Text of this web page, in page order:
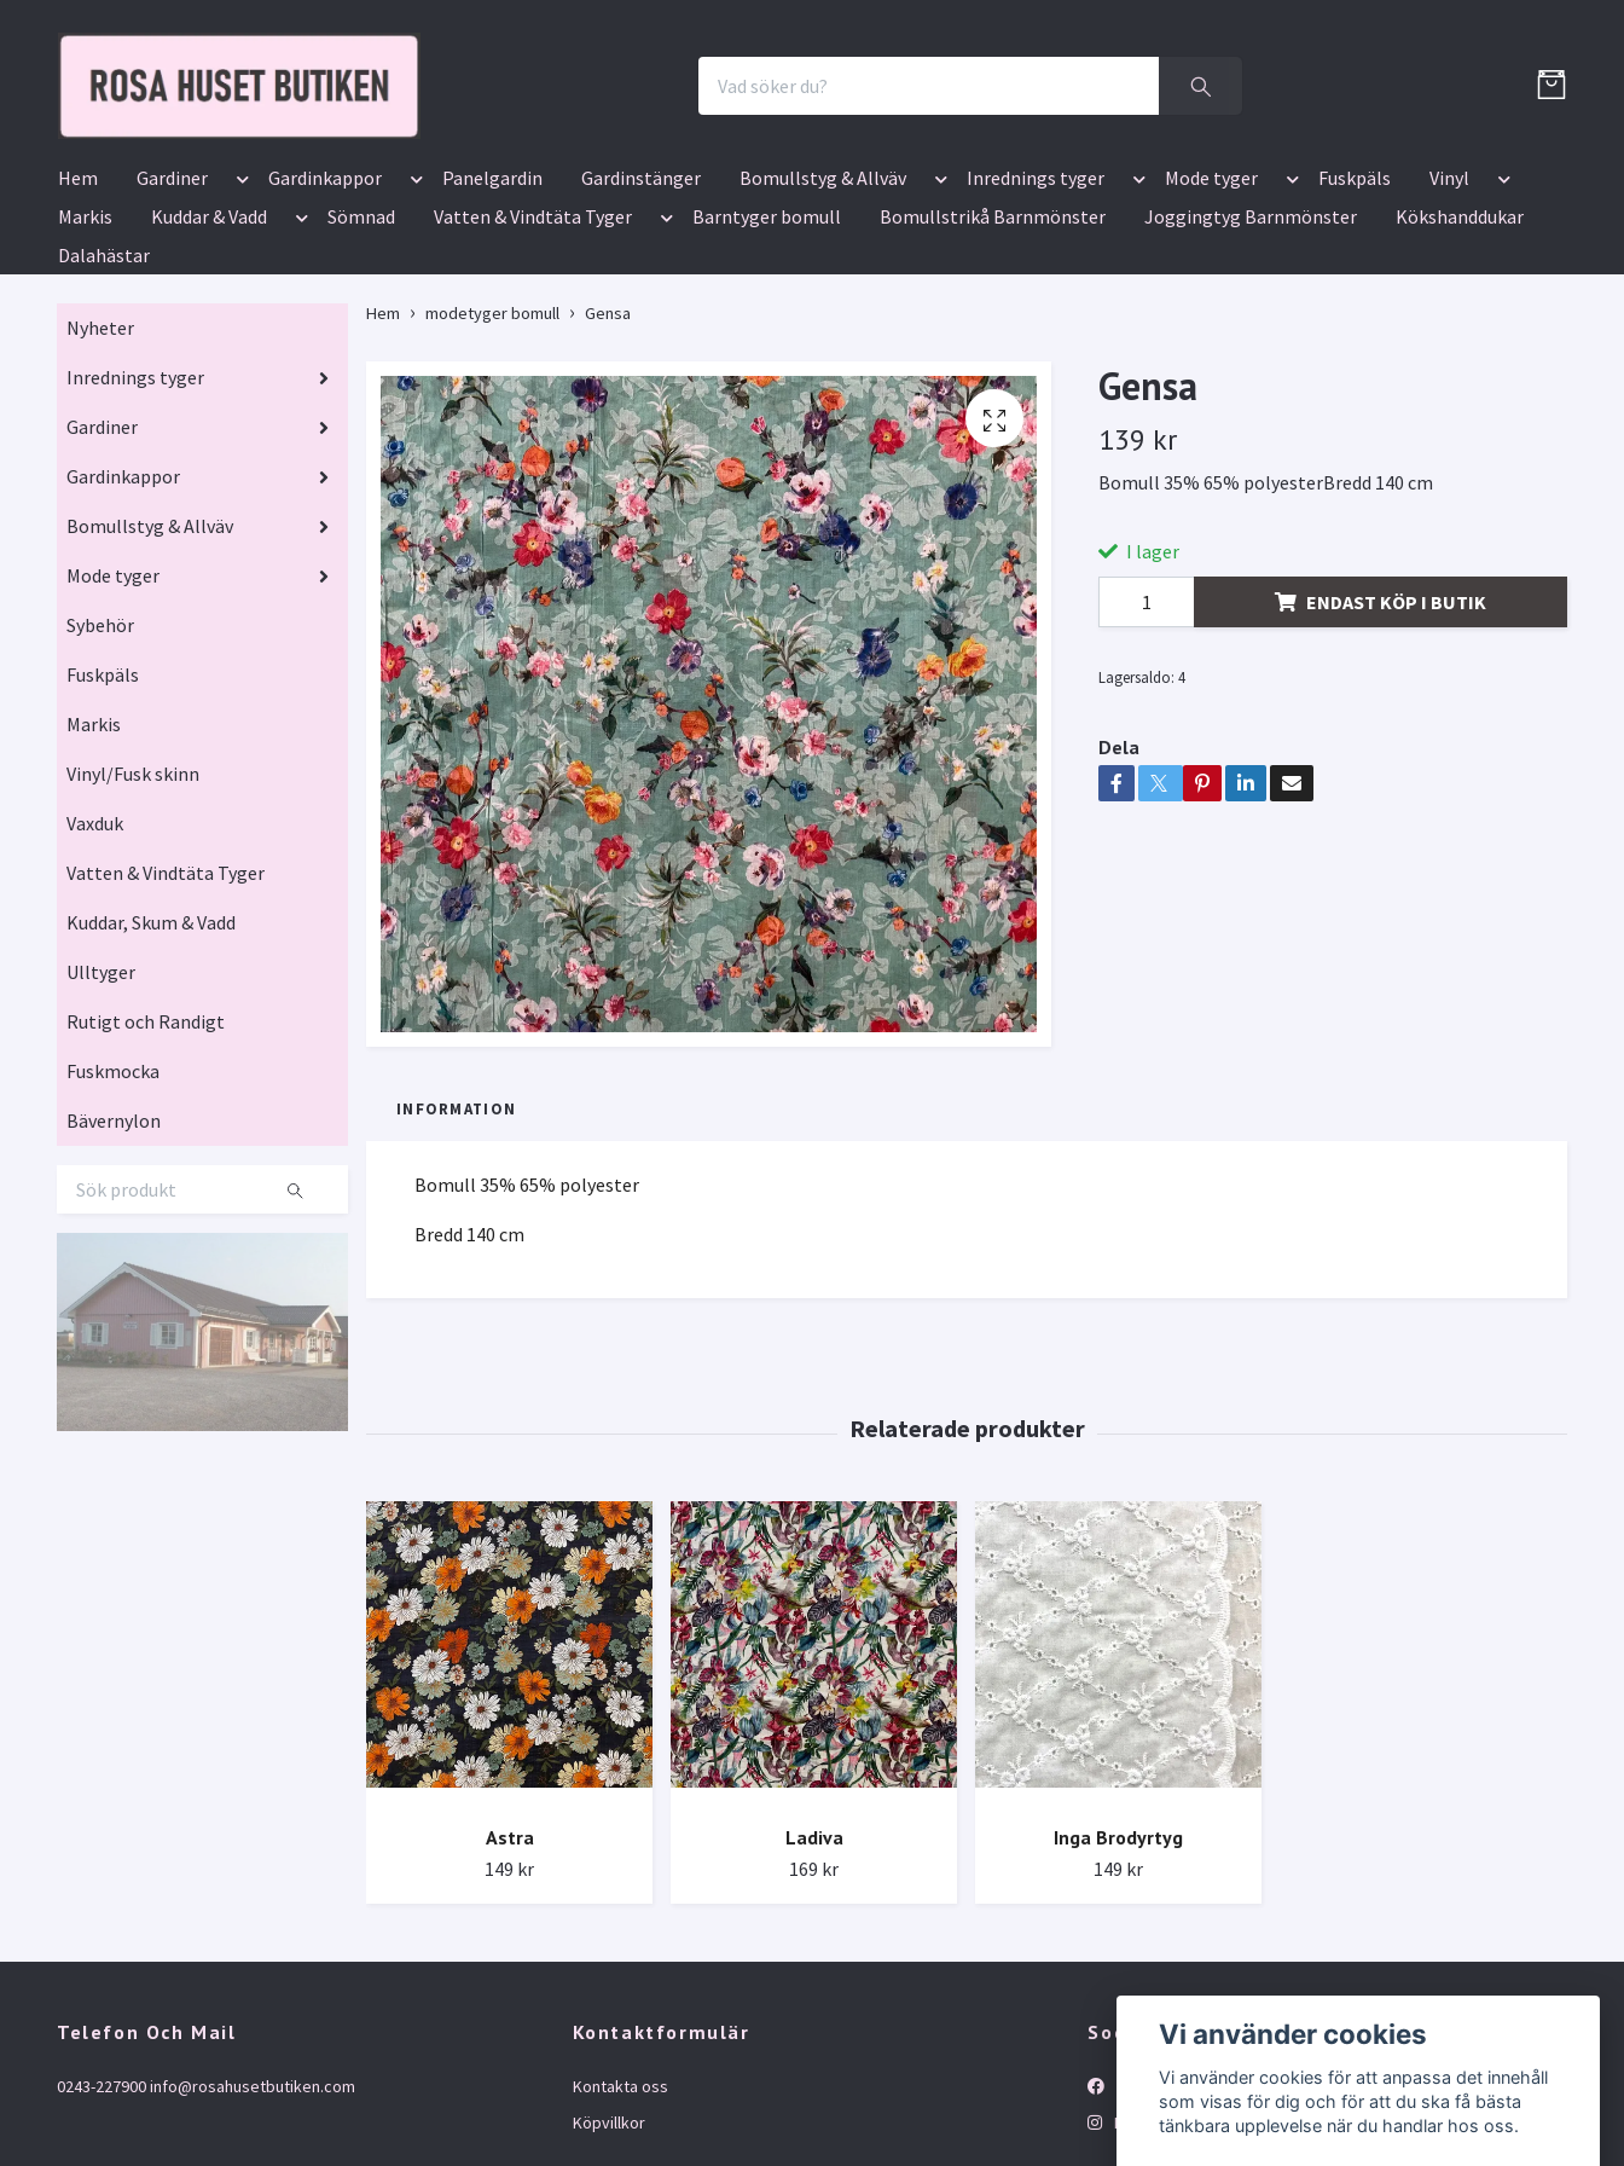
Hem Gardiner Gardinkappor Panelgardin Gardinstänger Bomullstyg & Allväv Inrednings tyger Mode tyger Fuskpäls
Vinyl
Markis
Kuddar & Vadd Sömnad Vatten & Vindtäta Tyger Barntyger bomull Bomullstrikå Barnmönster Joggingtyg Barnmönster
Kökshanddukar
Dalahästar
Nyheter
Inrednings tyger
Gardiner
Gardinkappor
Bomullstyg & Allväv
Mode tyger
Sybehör
Fuskpäls
Markis
Vinyl/Fusk skinn
Vaxduk
Vatten & Vindtäta Tyger
Kuddar, Skum & Vadd
Ulltyger
Rutigt och Randigt
Fuskmocka
Bävernylon
Hem modetyger bomull Gensa
Gensa
139 kr
Bomull 35% 65% polyesterBredd 140 cm
I lager
ENDAST KÖP I BUTIK
Lagersaldo: 4
Dela
INFORMATION
Bomull 35% 65% polyester
Bredd 140 cm
Astra
149 kr
Ladiva
169 kr
Inga Brodyrtyg
149 kr
Telefon Och Mail
0243-227900info@rosahusetbutiken.com
Kontaktformulär
Kontakta oss
Köpvillkor
Sociala medier
Facebook
Instagram
Vi använder cookies
Vi använder cookies för att anpassa det innehåll
som visas för dig och för att du ska få bästa
tänkbara upplevelse när du handlar hos oss.